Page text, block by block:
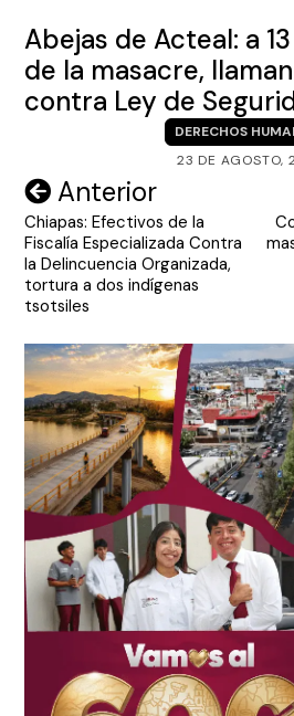
Abejas de Acteal: a
de la masacre,
contra Ley de
DERECHOS
23 DE AGOSTO,
Navegación
de
entradas
Anterior
Chiapas: Efectivos de la
Fiscalía Especializada Contra
la Delincuencia Organizada,
tortura a dos indígenas
tsotsiles